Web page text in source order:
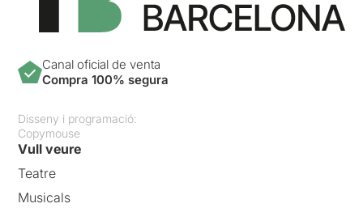
Canal oficial de venta
Compra 100% segura
Disseny i programació:
Copymouse
Vull veure
Teatre
Musicals